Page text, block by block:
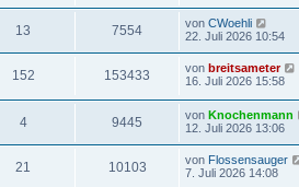
13 7554 von CWoehli
22. Juli 2026 10:54
152 153433 von breitsameter
16. Juli 2026 15:58
4 9445 von Knochenmann
12. Juli 2026 13:06
21 10103 von Flossensauger
7. Juli 2026 14:08